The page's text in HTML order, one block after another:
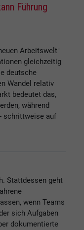
Führung
Arbeitswelt"
gleichzeitig
deutsche
Wandel relativ
bedeutet das,
während
schrittweise auf
Stattdessen geht
wenn Teams
sich Aufgaben
dokumentierte